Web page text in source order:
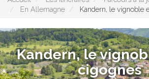
En Allemagne
Kandern, le vignoble
Kandern, le
cigognes